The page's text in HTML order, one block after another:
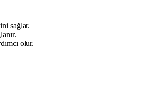
sağlar.
olur.